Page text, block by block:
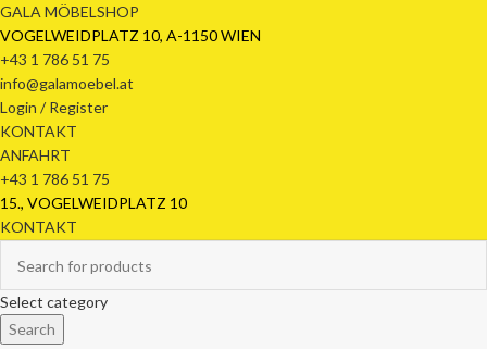
GALA MÖBELSHOP
VOGELWEIDPLATZ 10, A-1150 WIEN
+43 1 786 51 75
info@galamoebel.at
Login / Register
KONTAKT
ANFAHRT
+43 1 786 51 75
15., VOGELWEIDPLATZ 10
KONTAKT
Select category
Search